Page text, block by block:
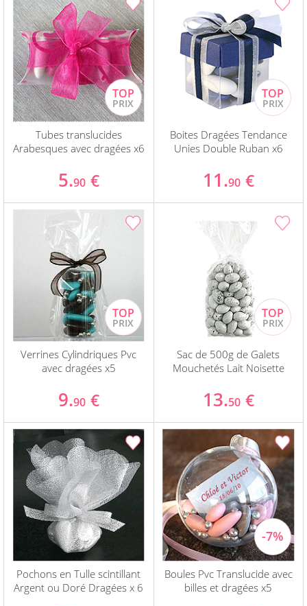
Tubes translucides
Arabesques avec dragées x6
5.90 €
Boites Dragées Tendance
Unies Double Ruban x6
11.90 €
Verrines Cylindriques Pvc
avec dragées x5
9.90 €
Sac de 500g de Galets
Mouchetés Lait Noisette
13.50 €
Pochons en Tulle scintillant
Argent ou Doré Dragées x 6
Boules Pvc Translucide avec
billes et dragées x5